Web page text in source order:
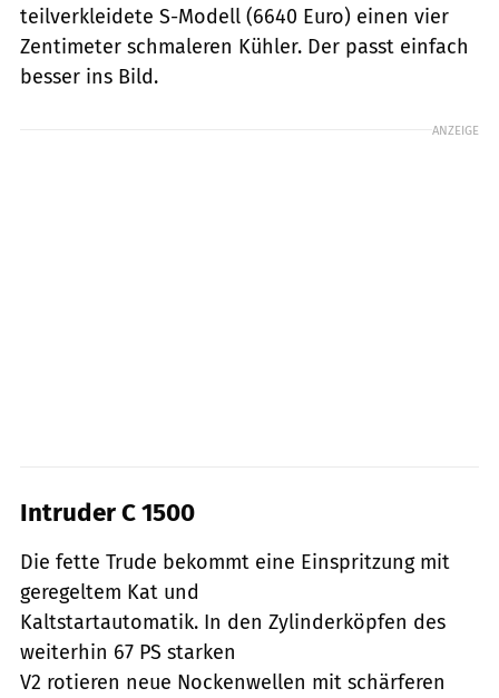
teilverkleidete S-Modell (6640 Euro) einen vier
Zentimeter schmaleren Kühler. Der passt einfach
besser ins Bild.
ANZEIGE
Intruder C 1500
Die fette Trude bekommt eine Einspritzung mit
geregeltem Kat und
Kaltstartautomatik. In den Zylinderköpfen des
weiterhin 67 PS starken
V2 rotieren neue Nockenwellen mit schärferen